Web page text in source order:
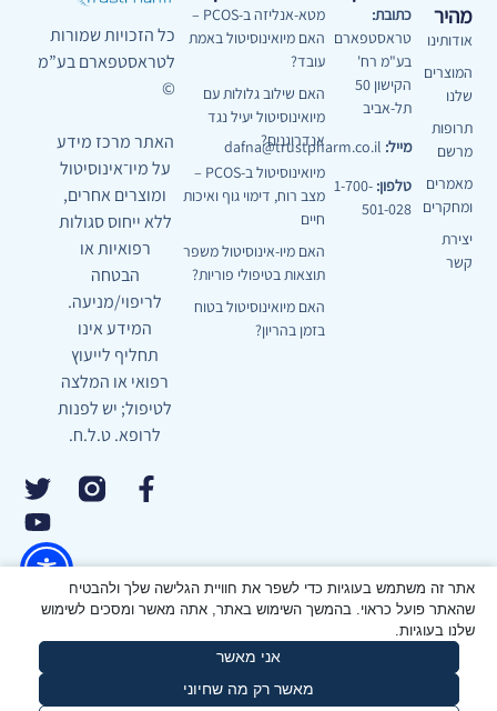
מהיר
אודותינו
המוצרים
שלנו
תרופות
מרשם
מאמרים
ומחקרים
יצירת
קשר
כתובת:
טראסטפארם
בע"מ רח'
הקישון 50
תל-אביב
מייל:
טלפון: 1-700-
501-028
מטא-אנליזה ב-PCOS –
האם מיואינוסיטול באמת
עובד?
האם שילוב גלולות עם
מיואינוסיטול יעיל נגד
אנדרוגנים?
מיואינוסיטול ב-PCOS –
מצב רוח, דימוי גוף ואיכות
חיים
האם מיו-אינוסיטול משפר
תוצאות בטיפולי פוריות?
האם מיואינוסיטול בטוח
בזמן בהריון?
כל הזכויות שמורות
לטראסטפארם בע”מ
©
האתר מרכז מידע
על מיו־אינוסיטול
ומוצרים אחרים,
ללא ייחוס סגולות
רפואיות או
הבטחה
לריפוי/מניעה.
המידע אינו
תחליף לייעוץ
רפואי או המלצה
לטיפול; יש לפנות
לרופא. ט.ל.ח.
תנאי שימוש, רכישה והחזרה באתר
מדיניות פרטיות
אתר זה משתמש בעוגיות כדי לשפר את חוויית הגלישה שלך ולהבטיח
שהאתר פועל כראוי. בהמשך השימוש באתר, אתה מאשר ומסכים לשימוש
שלנו בעוגיות.
אני מאשר
מאשר רק מה שחיוני